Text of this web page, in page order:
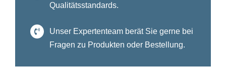
Qualitätsstandards.
Unser Expertenteam berät Sie gerne bei
Fragen zu Produkten oder Bestellung.